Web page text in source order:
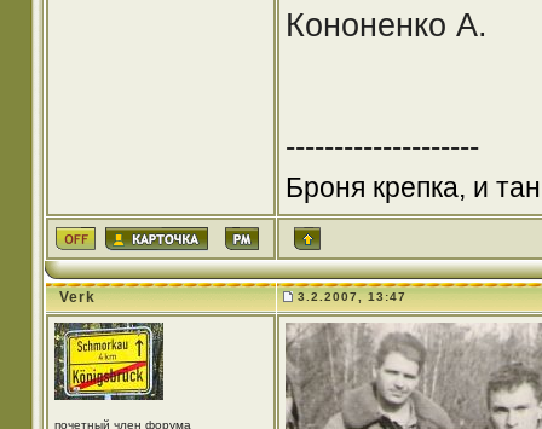
Кононенко А.
--------------------
Броня крепка, и
Verk 3.2.2007, 13:47
почетный член форума